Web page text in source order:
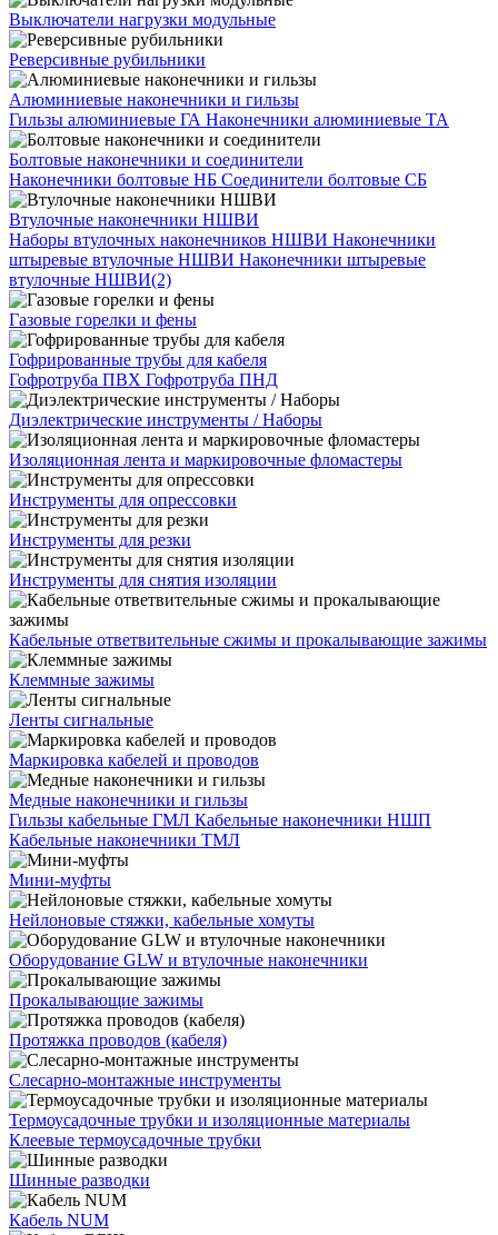
Выключатели нагрузки модульные
Реверсивные рубильники
Алюминиевые наконечники и гильзы
Гильзы алюминиевые ГА Наконечники алюминиевые ТА
Болтовые наконечники и соединители
Наконечники болтовые НБ Соединители болтовые СБ
Втулочные наконечники НШВИ
Наборы втулочных наконечников НШВИ Наконечники
штыревые втулочные НШВИ Наконечники штыревые
втулочные НШВИ(2)
Газовые горелки и фены
Гофрированные трубы для кабеля
Гофротруба ПВХ Гофротруба ПНД
Диэлектрические инструменты / Наборы
Изоляционная лента и маркировочные фломастеры
Инструменты для опрессовки
Инструменты для резки
Инструменты для снятия изоляции
Кабельные ответвительные сжимы и прокалывающие зажимы
Клеммные зажимы
Ленты сигнальные
Маркировка кабелей и проводов
Медные наконечники и гильзы
Гильзы кабельные ГМЛ Кабельные наконечники НШП
Кабельные наконечники ТМЛ
Мини-муфты
Нейлоновые стяжки, кабельные хомуты
Оборудование GLW и втулочные наконечники
Прокалывающие зажимы
Протяжка проводов (кабеля)
Слесарно-монтажные инструменты
Термоусадочные трубки и изоляционные материалы
Клеевые термоусадочные трубки
Шинные разводки
Кабель NUM